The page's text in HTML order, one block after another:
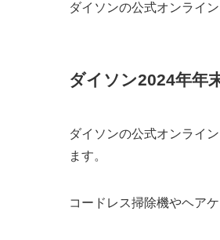
ダイソンの公式オンライ
ダイソン2024年年
ダイソンの公式オンライン
ます。
コードレス掃除機やヘア